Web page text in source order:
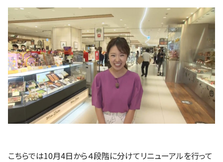
こちらでは10月4日から４段階に分けてリニューアルを行って